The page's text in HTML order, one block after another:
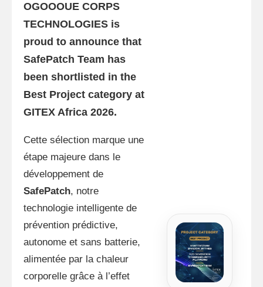
OGOOOUE CORPS
TECHNOLOGIES is
proud to announce that
SafePatch Team has
been shortlisted in the
Best Project category at
GITEX Africa 2026.
Cette sélection marque une
étape majeure dans le
développement de
SafePatch, notre
technologie intelligente de
prévention prédictive,
autonome et sans batterie,
alimentée par la chaleur
corporelle grâce à l’effet